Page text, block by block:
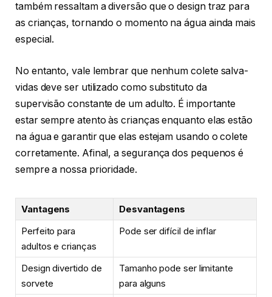
também ressaltam a diversão que o design traz para
as crianças, tornando o momento na água ainda mais
especial.
No entanto, vale lembrar que nenhum colete salva-
vidas deve ser utilizado como substituto da
supervisão constante de um adulto. É importante
estar sempre atento às crianças enquanto elas estão
na água e garantir que elas estejam usando o colete
corretamente. Afinal, a segurança dos pequenos é
sempre a nossa prioridade.
Vantagens
Desvantagens
Perfeito para
adultos e crianças
Pode ser difícil de inflar
Design divertido de
sorvete
Tamanho pode ser limitante
para alguns